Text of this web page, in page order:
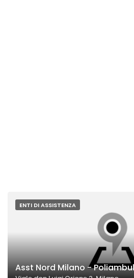
ENTI DI ASSISTENZA
Asst Nord Milano -